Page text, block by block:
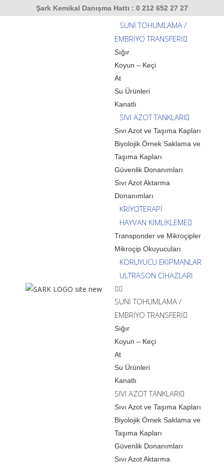
Şark Kemikal Danışma Hattı : 0 212 652 27 27
SUNİ TOHUMLAMA /
EMBRİYO TRANSFERİ
Sığır
Koyun – Keçi
At
Su Ürünleri
Kanatlı
SIVI AZOT TANKLARI
Sıvı Azot ve Taşıma Kapları
Biyolojik Örnek Saklama ve
Taşıma Kapları
Güvenlik Donanımları
Sıvı Azot Aktarma
Donanımları
KRİYOTERAPİ
HAYVAN KİMLİKLEME
Transponder ve Mikroçipler
Mikroçip Okuyucuları
KORUYUCU EKİPMANLAR
ULTRASON CİHAZLARI
SUNİ TOHUMLAMA /
EMBRİYO TRANSFERİ
Sığır
Koyun – Keçi
At
Su Ürünleri
Kanatlı
SIVI AZOT TANKLARI
Sıvı Azot ve Taşıma Kapları
Biyolojik Örnek Saklama ve
Taşıma Kapları
Güvenlik Donanımları
Sıvı Azot Aktarma